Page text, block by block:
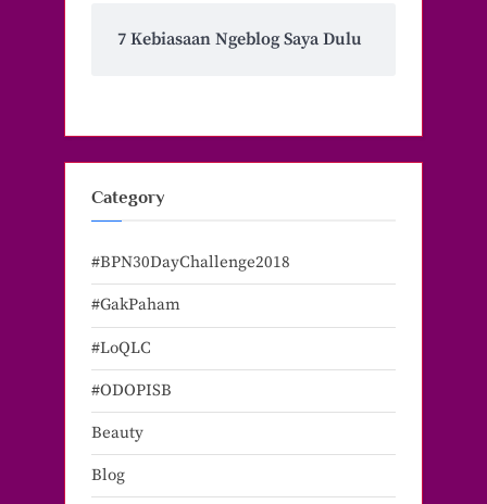
7 Kebiasaan Ngeblog Saya Dulu
Category
#BPN30DayChallenge2018
#GakPaham
#LoQLC
#ODOPISB
Beauty
Blog